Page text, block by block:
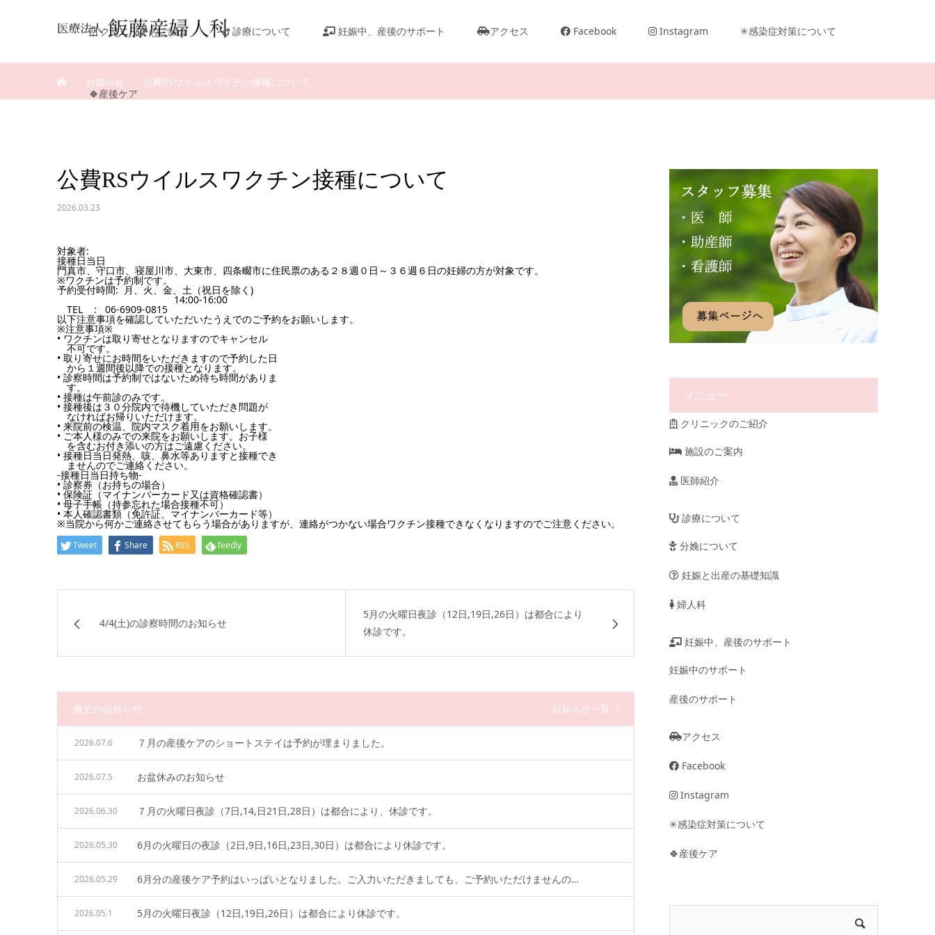
クリニックのご紹介 診療について 妊娠中、産後のサポート アクセス Facebook Instagram ✳︎感染症対策について
🍀産後ケア
お知らせ 公費RSウイルスワクチン接種について
公費RSウイルスワクチン接種について
2026.03.23
対象者:
接種日当日
門真市、守口市、寝屋川市、大東市、 四条畷市に住民票のある２８週０日～ ３６週６日の妊婦の方が対象です。
※ワクチンは予約制です。
予約受付時間: 月、火、金、土（祝日を除く)
14:00-16:00
TEL : 06-6909-0815
以下注意事項を確認していただいたうえでのご予約をお願いします。
※注意事項※
• ワクチンは取り寄せとなりますのでキャンセル
不可です。
• 取り寄せにお時間をいただきますので予約した日
から１週間後以降での接種となります。
• 診察時間は予約制ではないため待ち時間がありま
す。
• 接種は午前診のみです。
• 接種後は３０分院内で待機していただき問題が
なければお帰りいただけます。
• 来院前の検温、院内マスク着用をお願いします。
• ご本人様のみでの来院をお願いします。 お子様
を含むお付き添いの方はご遠慮ください。
• 接種日当日発熱、咳、鼻水等ありますと接種でき
ませんのでご連絡ください。
-接種日当日持ち物-
• 診察券（お持ちの場合）
• 保険証（マイナンバーカード又は資格確認書）
• 母子手帳（持参忘れた場合接種不可）
• 本人確認書類（免許証、マイナンバーカード等）
※当院から何かご連絡させてもらう場合がありますが、 連絡がつかない場合ワクチン接種できなくなりますのでご注意ください。
Tweet Share RSS feedly
4/4(土)の診察時間のお知らせ
5月の火曜日夜診（12日,19日,26日）は都合により
休診です。
最近のお知らせ お知らせ一覧
７月の産後ケアのショートステイは予約が埋まりました。
2026.07.6
お盆休みのお知らせ
2026.07.5
７月の火曜日夜診（7日,14,日21日,28日）は都合により、休診です。
2026.06.30
6月の火曜日の夜診（2日,9日,16日,23日,30日）は都合により休診です。
2026.05.30
6月分の産後ケア予約はいっぱいとなりました。ご入力いただきましても、ご予約いただけませんの…
2026.05.29
5月の火曜日夜診（12日,19日,26日）は都合により休診です。
2026.05.1
メニュー
クリニックのご紹介
施設のご案内
医師紹介
診療について
分娩について
妊娠と出産の基礎知識
婦人科
妊娠中、産後のサポート
妊娠中のサポート
産後のサポート
アクセス
Facebook
Instagram
✳︎感染症対策について
🍀産後ケア